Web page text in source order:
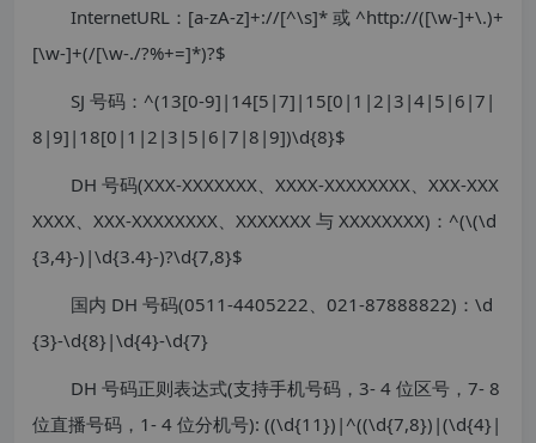
InternetURL：[a-zA-z]+://[^\s]* 或 ^http://([\w-]+\.)+
[\w-]+(/[\w-./?%+=]*)?$
SJ 号码：^(13[0-9]|14[5|7]|15[0|1|2|3|4|5|6|7|
8|9]|18[0|1|2|3|5|6|7|8|9])\d{8}$
DH 号码(XXX-XXXXXXX、XXXX-XXXXXXXX、XXX-XXX
XXXX、XXX-XXXXXXXX、XXXXXXX 与 XXXXXXXX)：^(\(\d
{3,4}-)|\d{3.4}-)?\d{7,8}$
国内 DH 号码(0511-4405222、021-87888822)：\d
{3}-\d{8}|\d{4}-\d{7}
DH 号码正则表达式(支持手机号码，3- 4 位区号，7- 8
位直播号码，1- 4 位分机号): ((\d{11})|^((\d{7,8})|(\d{4}|